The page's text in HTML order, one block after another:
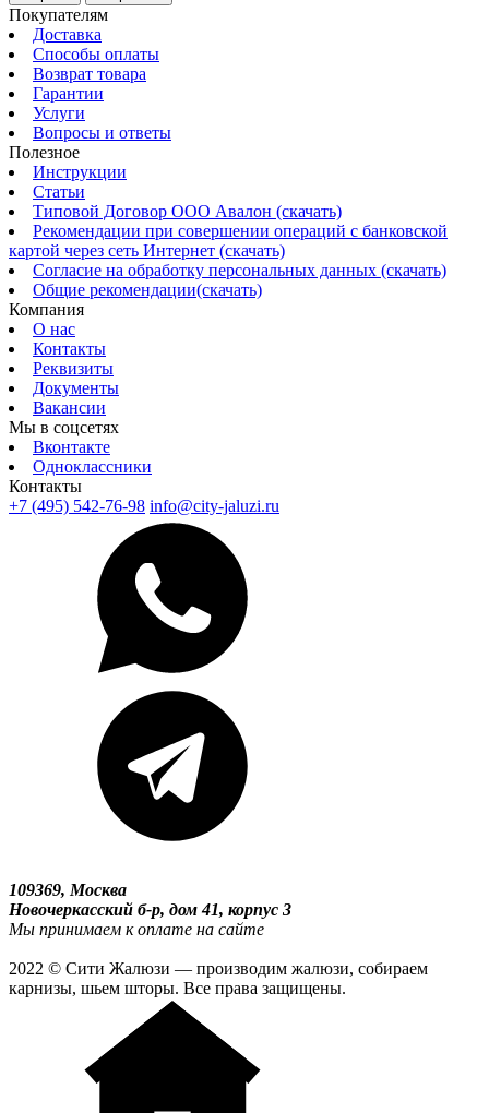
Покупателям
Доставка
Способы оплаты
Возврат товара
Гарантии
Услуги
Вопросы и ответы
Полезное
Инструкции
Статьи
Типовой Договор ООО Авалон (скачать)
Рекомендации при совершении операций с банковской
картой через сеть Интернет (скачать)
Согласие на обработку персональных данных (скачать)
Общие рекомендации(скачать)
Компания
О нас
Контакты
Реквизиты
Документы
Вакансии
Мы в соцсетях
Вконтакте
Одноклассники
Контакты
+7 (495) 542-76-98 info@city-jaluzi.ru
109369, Москва
Новочеркасский б-р, дом 41, корпус 3
Мы принимаем к оплате на сайте
2022 © Сити Жалюзи — производим жалюзи, собираем
карнизы, шьем шторы. Все права защищены.